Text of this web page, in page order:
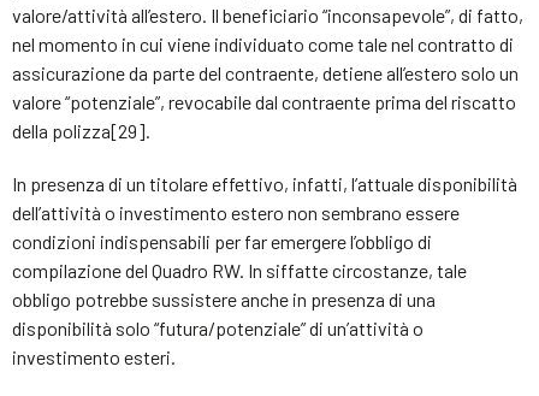
valore/attività all’estero. Il beneficiario “inconsapevole”, di fatto,
nel momento in cui viene individuato come tale nel contratto di
assicurazione da parte del contraente, detiene all’estero solo un
valore “potenziale”, revocabile dal contraente prima del riscatto
della polizza[29].
In presenza di un titolare effettivo, infatti, l’attuale disponibilità
dell’attività o investimento estero non sembrano essere
condizioni indispensabili per far emergere l’obbligo di
compilazione del Quadro RW. In siffatte circostanze, tale
obbligo potrebbe sussistere anche in presenza di una
disponibilità solo “futura/potenziale” di un’attività o
investimento esteri.